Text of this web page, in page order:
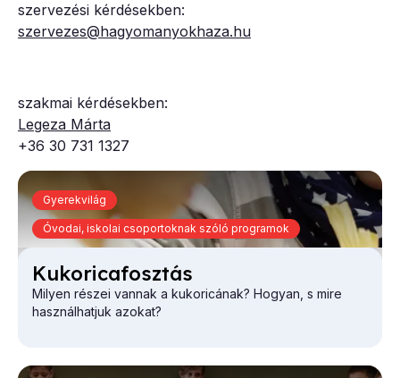
szervezési kérdésekben:
szervezes@hagyomanyokhaza.hu
szakmai kérdésekben:
Legeza Márta
+36 30 731 1327
Ku­ko­ri­ca­fosz­tás
Milyen részei vannak a kukoricának? Hogyan, s mire
használhatjuk azokat?
Gyerekvilág
Óvodai, iskolai csoportoknak szóló programok